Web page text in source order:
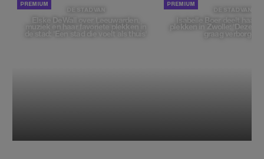
DE STAD VAN
Elske DeWall over Leeuwarden,
muziek en haar favoriete plekken in
de stad: 'Een stad die voelt als thuis'
DE STAD VAN
Isabelle Boer deelt haar
plekken in Zwolle: 'Deze
graag verborgen'